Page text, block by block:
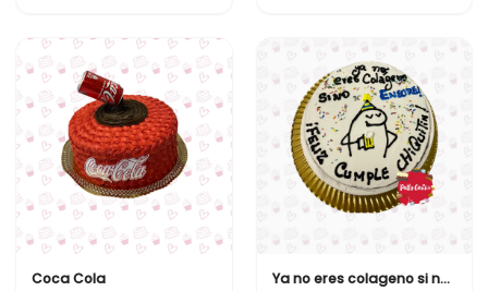
Coca Cola Ya no eres colageno si no ensure!